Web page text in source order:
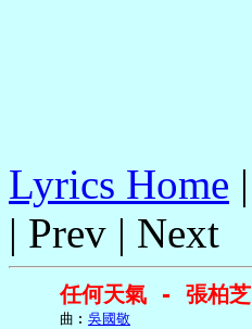
Lyrics Home |
| Prev | Next
任何天氣 - 張柏芝
     曲︰
吳國敬